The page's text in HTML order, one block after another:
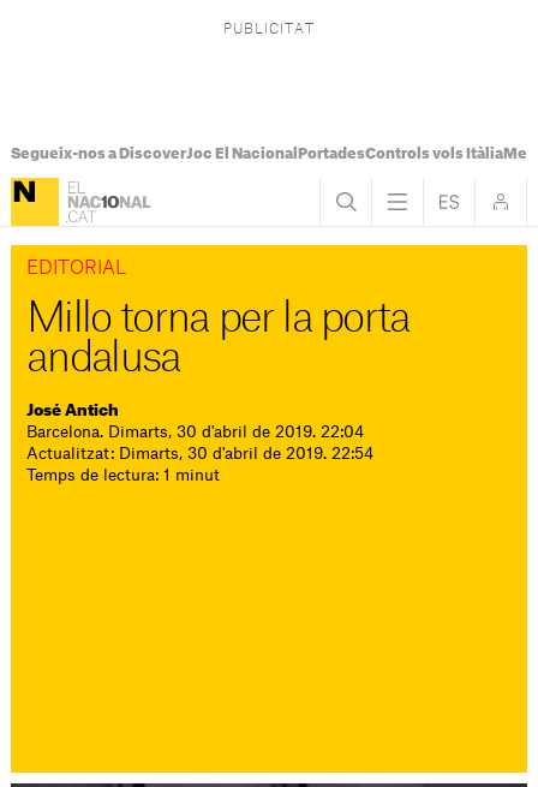
Segueix-nos a DiscoverJoc El Nacional PortadesControls vols Itàlia
EDITORIAL
Millo torna per la porta
andalusa
José Antich
Barcelona. Dimarts, 30 d'abril de 2019. 22:04
Actualitzat: Dimarts, 30 d'abril de 2019. 22:54
Temps de lectura: 1 minut